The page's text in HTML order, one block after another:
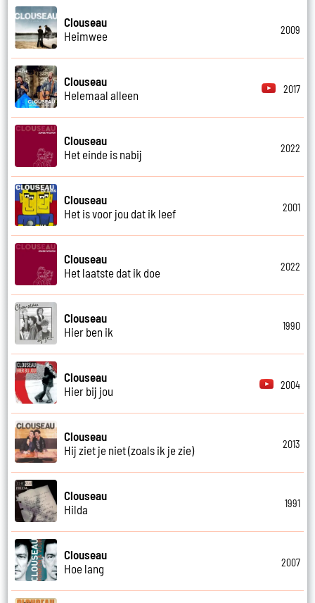
Clouseau
Heimwee
2009
Clouseau
Helemaal alleen
2017
Clouseau
Het einde is nabij
2022
Clouseau
Het is voor jou dat ik leef
2001
Clouseau
Het laatste dat ik doe
2022
Clouseau
Hier ben ik
1990
Clouseau
Hier bij jou
2004
Clouseau
Hij ziet je niet (zoals ik je zie)
2013
Clouseau
Hilda
1991
Clouseau
Hoe lang
2007